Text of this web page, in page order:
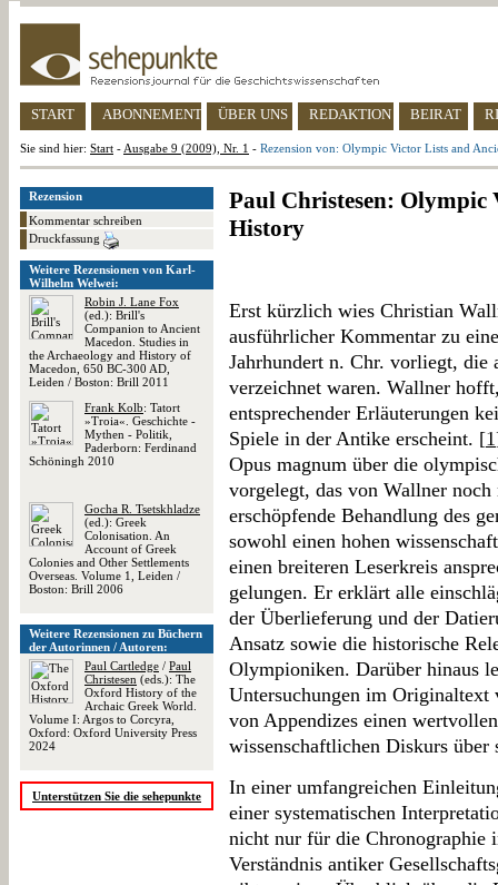
START ABONNEMENT ÜBER UNS REDAKTION BEIRAT
Sie sind hier: Start - Ausgabe 9 (2009), Nr. 1 - Rezension von: Olympic Victor Lists and
Rezension
Kommentar schreiben
Druckfassung
Weitere Rezensionen von Karl-
Wilhelm Welwei:
Robin J. Lane Fox
(ed.): Brill's
Companion to Ancient
Macedon. Studies in
the Archaeology and History of
Macedon, 650 BC-300 AD,
Leiden / Boston: Brill 2011
Frank Kolb: Tatort
»Troia«. Geschichte -
Mythen - Politik,
Paderborn: Ferdinand
Schöningh 2010
Gocha R. Tsetskhladze
(ed.): Greek
Colonisation. An
Account of Greek
Colonies and Other Settlements
Overseas. Volume 1, Leiden /
Boston: Brill 2006
Weitere Rezensionen zu Büchern
der Autorinnen / Autoren:
Paul Cartledge / Paul
Christesen (eds.): The
Oxford History of the
Archaic Greek World.
Volume I: Argos to Corcyra,
Oxford: Oxford University Press
2024
Unterstützen Sie die sehepunkte
Paul Christesen: Olympic
History
Erst kürzlich wies Christian
ausführlicher Kommentar zu
Jahrhundert n. Chr. vorliegt, die
verzeichnet waren. Wallner
entsprechender Erläuterungen
Spiele in der Antike erscheint. [1
Opus magnum über die
vorgelegt, das von Wallner
erschöpfende Behandlung des
sowohl einen hohen
einen breiteren Leserkreis
gelungen. Er erklärt alle
der Überlieferung und der
Ansatz sowie die historische
Olympioniken. Darüber hinaus
Untersuchungen im
von Appendizes einen
wissenschaftlichen Diskurs über
In einer umfangreichen
einer systematischen
nicht nur für die Chronographie
Verständnis antiker